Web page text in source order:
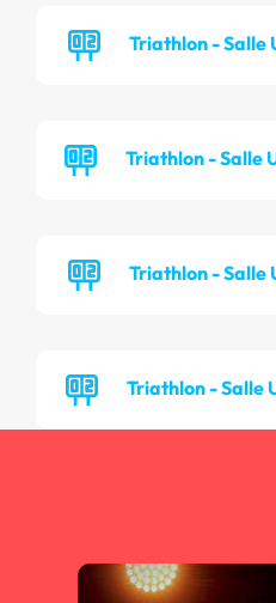
Triathlon - Salle
Triathlon - Salle
Triathlon - Salle
Triathlon - Salle